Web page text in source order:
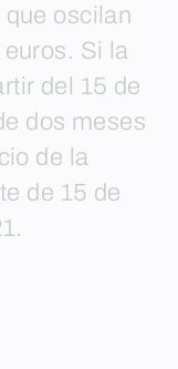
oscilan
Si la
del 15 de
dos meses
de la
de 15 de